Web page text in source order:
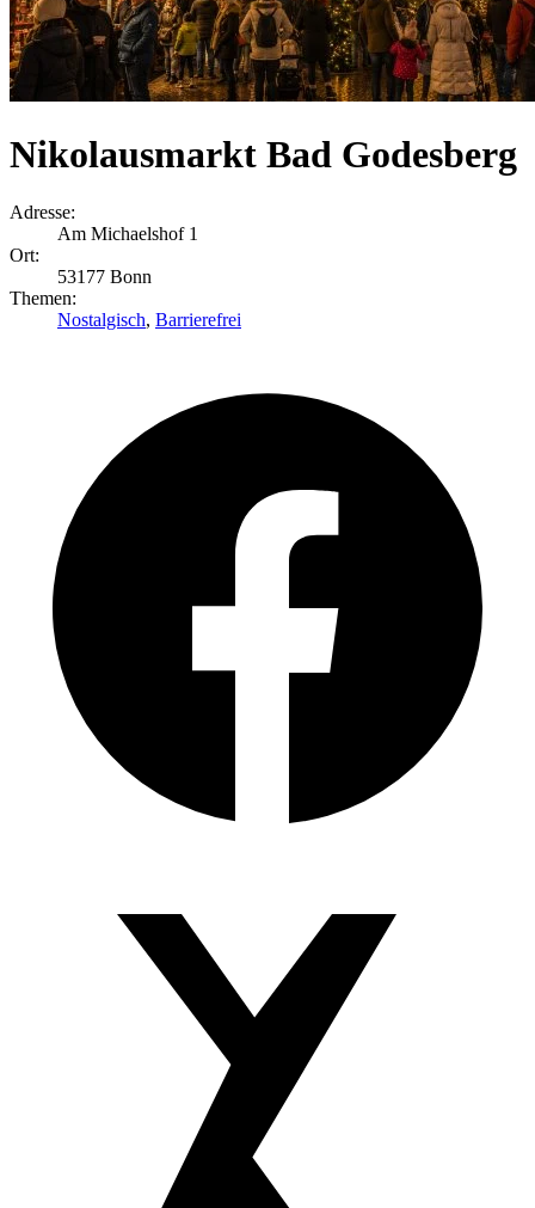
Nikolausmarkt Bad Godesberg
Adresse:
Am Michaelshof 1
Ort:
53177 Bonn
Themen:
Nostalgisch, Barrierefrei